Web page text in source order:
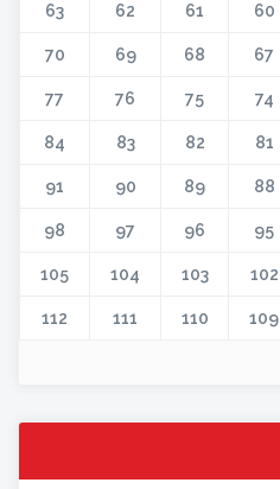
60
61
62
63
67
68
69
70
74
75
76
77
81
82
83
84
88
89
90
91
95
96
97
98
102
103
104
105
109
110
111
112